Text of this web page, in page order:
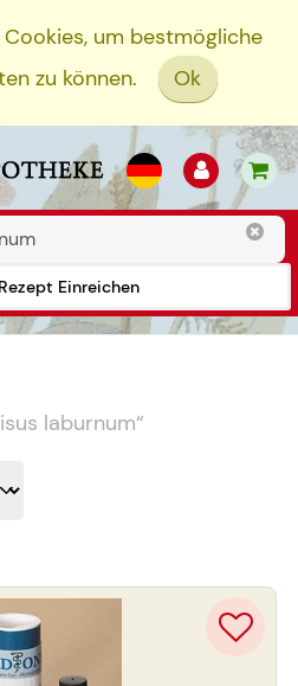
um bestmögliche
zu können.
Ok
Rezept Einreichen
laburnum“